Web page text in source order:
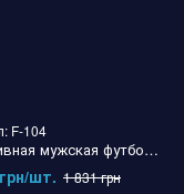
F-104
Спортивная мужская футболка T-Shirt "Hungry" (red/black) Brachial
шт. 1 831 грн